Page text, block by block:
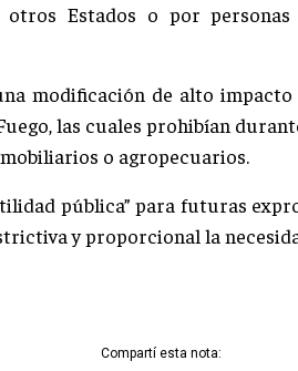
otros Estados o por
modificación de alto
las cuales prohibían
o agropecuarios.
pública” para futuras
y proporcional la
Compartí esta nota: